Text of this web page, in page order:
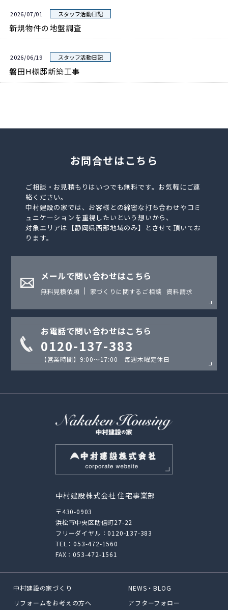
2026/07/01 スタッフ活動日記
新規物件の地盤調査
2026/06/19 スタッフ活動日記
磐田H様邸新築工事
お問合せはこちら
ご相談・お見積もりはいつでも無料です。お気軽にご連
絡ください。
中村建設の家では、お客様との綿密な打ち合わせやコミ
ュニケーションを重視したいという想いから、
対象エリアは【静岡県西部地域のみ】とさせて頂いてお
ります。
メールで問い合わせはこちら
無料見積依頼 家づくりに関するご相談 資料請求
お電話で問い合わせはこちら
0120-137-383
【営業時間】9:00〜17:00 毎週木曜定休日
中村建設株式会社 住宅事業部
〒430-0903
浜松市中央区助信町27-22
フリーダイヤル：0120-137-383
TEL：053-472-1560
FAX：053-472-1561
中村建設の家づくり
リフォームをお考えの方へ
NEWS・BLOG
アフターフォロー